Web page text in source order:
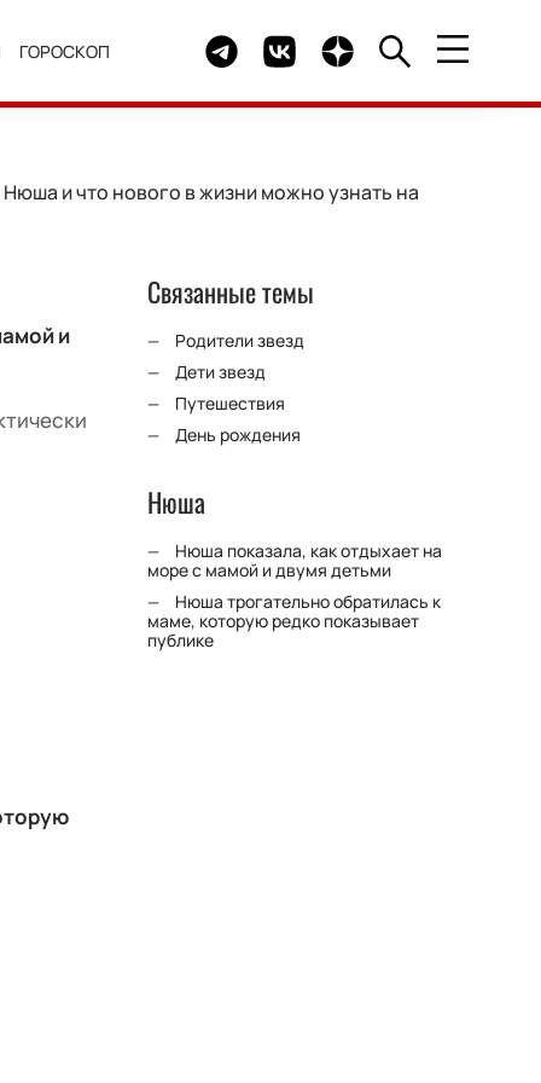
ГОРОСКОП Telegram канал HELLO
Группа HELLO Вконтакте
Канал HELLO в Дзен
и что нового в жизни можно узнать на
и
Связанные темы
Родители звезд
Дети звезд
Путешествия
День рождения
Нюша
Нюша показала, как отдыхает на
море с мамой и двумя детьми
Нюша трогательно обратилась к
маме, которую редко показывает
публике